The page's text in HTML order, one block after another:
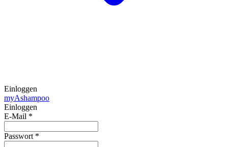
Einloggen
myAshampoo
Einloggen
E-Mail *
Passwort *